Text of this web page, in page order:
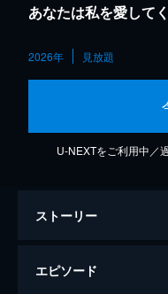
あなたは私を愛して
2026年 見放題
U-NEXTをご利用中／
ストーリー
エピソード